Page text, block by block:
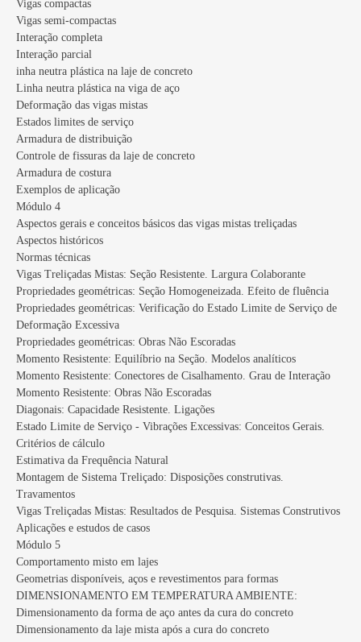
Vigas compactas
Vigas semi-compactas
Interação completa
Interação parcial
inha neutra plástica na laje de concreto
Linha neutra plástica na viga de aço
Deformação das vigas mistas
Estados limites de serviço
Armadura de distribuição
Controle de fissuras da laje de concreto
Armadura de costura
Exemplos de aplicação
Módulo 4
Aspectos gerais e conceitos básicos das vigas mistas treliçadas
Aspectos históricos
Normas técnicas
Vigas Treliçadas Mistas: Seção Resistente. Largura Colaborante
Propriedades geométricas: Seção Homogeneizada. Efeito de fluência
Propriedades geométricas: Verificação do Estado Limite de Serviço de
Deformação Excessiva
Propriedades geométricas: Obras Não Escoradas
Momento Resistente: Equilíbrio na Seção. Modelos analíticos
Momento Resistente: Conectores de Cisalhamento. Grau de Interação
Momento Resistente: Obras Não Escoradas
Diagonais: Capacidade Resistente. Ligações
Estado Limite de Serviço - Vibrações Excessivas: Conceitos Gerais.
Critérios de cálculo
Estimativa da Frequência Natural
Montagem de Sistema Treliçado: Disposições construtivas.
Travamentos
Vigas Treliçadas Mistas: Resultados de Pesquisa. Sistemas Construtivos
Aplicações e estudos de casos
Módulo 5
Comportamento misto em lajes
Geometrias disponíveis, aços e revestimentos para formas
DIMENSIONAMENTO EM TEMPERATURA AMBIENTE:
Dimensionamento da forma de aço antes da cura do concreto
Dimensionamento da laje mista após a cura do concreto